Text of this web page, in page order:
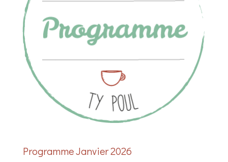
Programme Janvier 2026